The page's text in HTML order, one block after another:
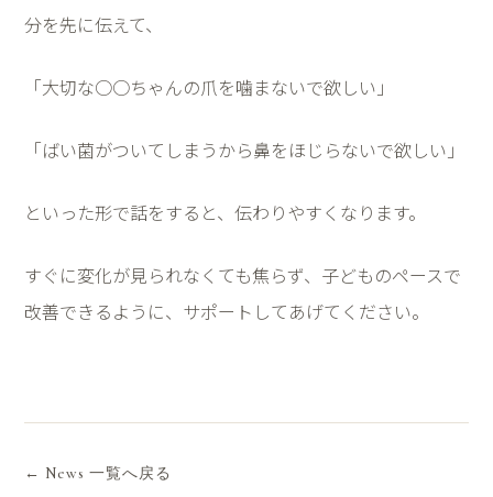
分を先に伝えて、
「大切な○○ちゃんの爪を噛まないで欲しい」
「ばい菌がついてしまうから鼻をほじらないで欲しい」
といった形で話をすると、伝わりやすくなります。
すぐに変化が見られなくても焦らず、子どものペースで
改善できるように、サポートしてあげてください。
← News 一覧へ戻る